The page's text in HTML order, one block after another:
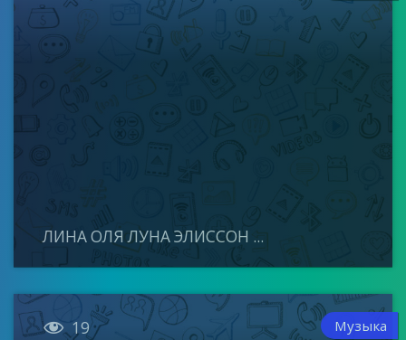
ЛИНА ОЛЯ ЛУНА ЭЛИССОН ...
 19 Музыка